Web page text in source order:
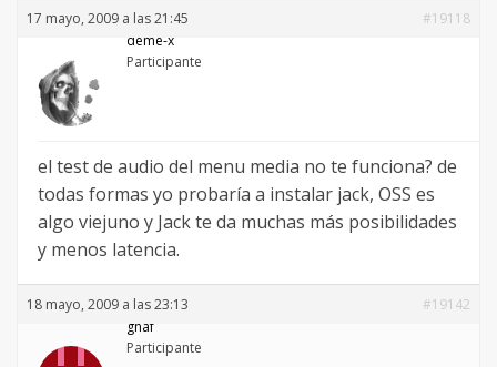
17 mayo, 2009 a las 21:45
#19118
deme-x
Participante
el test de audio del menu media no te funciona? de
todas formas yo probaría a instalar jack, OSS es
algo viejuno y Jack te da muchas más posibilidades
y menos latencia.
18 mayo, 2009 a las 23:13
#19142
gnaf
Participante